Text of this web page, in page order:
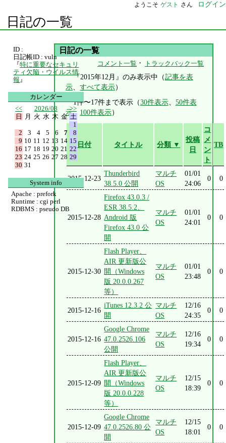
ようこそ ゲスト さん ログイン
日記の一覧
日記の一覧
コメント一覧 ・ トラックバック一覧
『2015年12月』のみ表示中（記事を表
示、すべて表示）
1件〜17件まで表示（30件表示、 50件表
示、 100件表示）
日付 タイトル 分類 ▼
投稿
日
コ
メ
ン
ト
TB
2015-12-23
Thunderbird
38.5.0 公開
マルチ
OS
01/01
24:06
0 0
2015-12-28
Firefox 43.0.3 /
ESR 38.5.2、
Android 版
Firefox 43.0 公
開
マルチ
OS
01/01
24:01
0 0
2015-12-30
Flash Player、
AIR 更新版公
開（Windows
版 20.0.0.267
等）
マルチ
OS
01/01
23:48
0 0
2015-12-16
iTunes 12.3.2 公
開
マルチ
OS
12/16
24:35
0 0
2015-12-16
Google Chrome
47.0.2526.106
公開
マルチ
OS
12/16
19:34
0 0
2015-12-09
Flash Player、
AIR 更新版公
開（Windows
版 20.0.0.228
等）
マルチ
OS
12/15
18:39
0 0
2015-12-09
Google Chrome
47.0.2526.80 公
開
マルチ
OS
12/15
18:01
0 0
ID :
日記帳ID : vuln
『特に重要なセキュリ
ティ欠陥・ウイルス情
報 』
カレンダー
<<
2026/08
>>
日
月 火 水 木 金 土
1
2
3 4 5 6 7
8
9 10 11 12 13 14 15
16 17 18 19 20 21 22
23 24 25 26 27 28 29
30 31
System info
Apache : prefork
Runtime : cgi perl
RDBMS : pseudo DB